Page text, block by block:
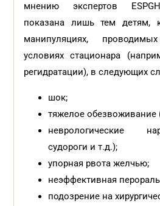
мнению экспертов
показана лишь тем детям,
манипуляциях,
условиях стационара
регидратации), в следующих
шок;
тяжелое обезвоживание
неврологические
судороги и т.д.);
упорная рвота желчью;
неэффективная
подозрение на